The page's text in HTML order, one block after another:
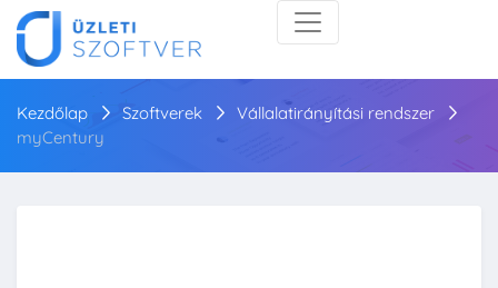
Kezdőlap Szoftverek
Vállalatirányítási rendszer
myCentury